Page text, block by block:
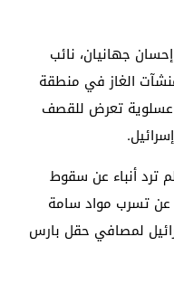
جهانيان، نائب
الغاز في منطقة
عسلوية تعرض للقصف
ترد أنباء عن سقوط
عن تسرب مواد سامة
لمصافي حقل بارس